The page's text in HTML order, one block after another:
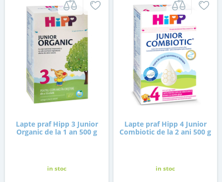
Lapte praf Hipp 3 Junior
Organic de la 1 an 500 g
in stoc
Lapte praf Hipp 4 Junior
Combiotic de la 2 ani 500 g
in stoc